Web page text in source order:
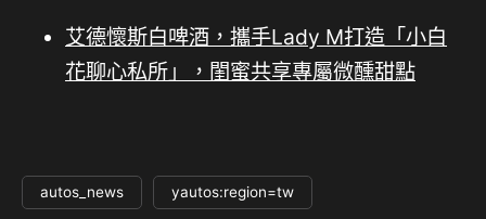
艾德懷斯白啤酒，攜手Lady M打造「小白
花聊心私所」，閨蜜共享專屬微醺甜點
autos_news yautos:region=tw